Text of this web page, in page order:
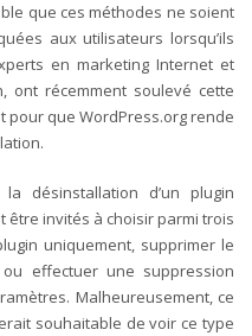
que ces méthodes ne soient
aux utilisateurs lorsqu’ils
en marketing Internet et
ont récemment soulevé cette
pour que WordPress.org rende
désinstallation d’un plugin
invités à choisir parmi trois
uniquement, supprimer le
effectuer une suppression
Malheureusement, ce
souhaitable de voir ce type